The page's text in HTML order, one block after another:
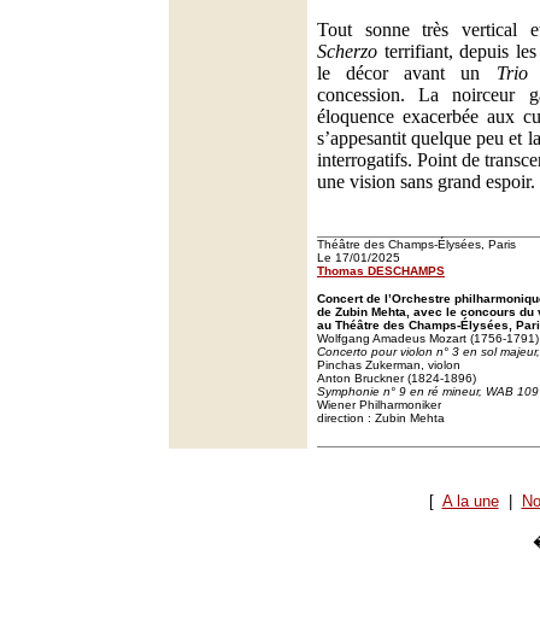
Tout sonne très vertical
Scherzo terrifiant, depuis
le décor avant un Trio
concession. La noirceur
éloquence exacerbée aux
s’appesantit quelque peu et
interrogatifs. Point de
une vision sans grand espoir.
Théâtre des Champs-Élysées, Paris
Le 17/01/2025
Thomas DESCHAMPS
Concert de l’Orchestre
de Zubin Mehta, avec le concours
au Théâtre des Champs-Élysées,
Wolfgang Amadeus Mozart (1756-1791)
Concerto pour violon n° 3 en sol
Pinchas Zukerman, violon
Anton Bruckner (1824-1896)
Symphonie n° 9 en ré mineur, WAB 109
Wiener Philharmoniker
direction : Zubin Mehta
[ A la une|